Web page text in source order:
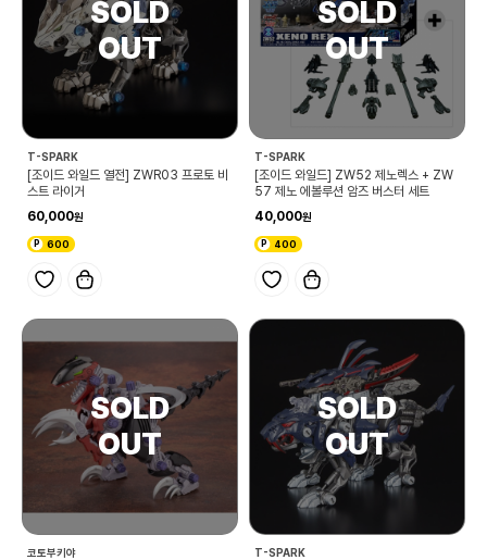
T-SPARK
[조이드 와일드 열전] ZWR03 프로토 비
스트 라이거
60,000
600
T-SPARK
[조이드 와일드] ZW52 제노렉스 + ZW
57 제노 에볼루션 암즈 버스터 세트
40,000
400
코토부키야 T-SPARK